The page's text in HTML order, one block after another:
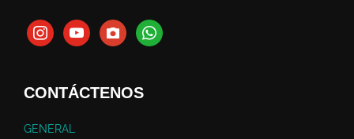
CONTÁCTENOS
GENERAL